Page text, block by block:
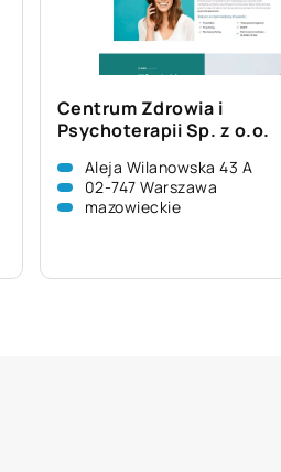
Centrum Zdrowia i
Psychoterapii Sp. z o.o.
Aleja Wilanowska 43 A
02-747 Warszawa
mazowieckie